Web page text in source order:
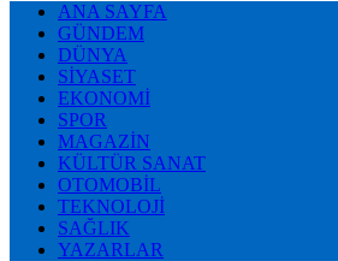
ANA SAYFA
GÜNDEM
DÜNYA
SİYASET
EKONOMİ
SPOR
MAGAZİN
KÜLTÜR SANAT
OTOMOBİL
TEKNOLOJİ
SAĞLIK
YAZARLAR